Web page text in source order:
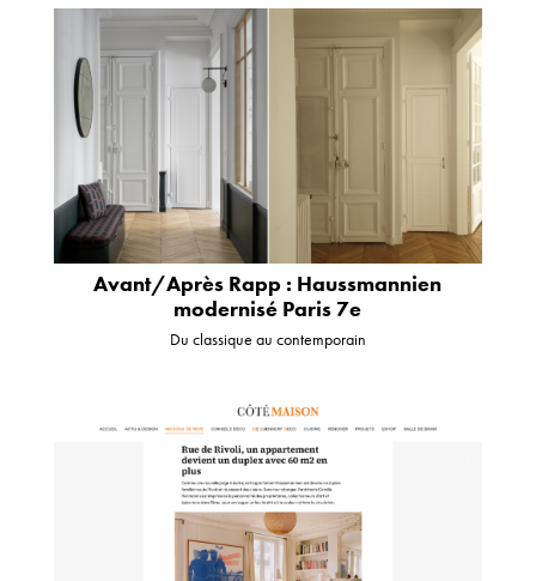
Avant/Après Rapp : Haussmannien
modernisé Paris 7e
Du classique au contemporain